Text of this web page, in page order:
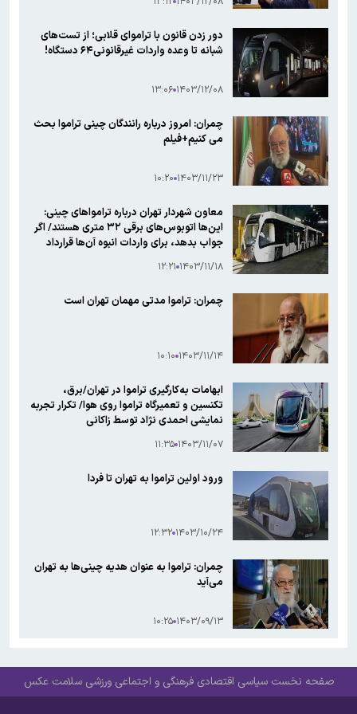
دور زدن قانون با تراموای قلابی؛ از تست‌های
شبانه تا وعده واردات غیرقانونی۶۴ دستگاه!
۱۴۰۳/۱۲/۰۸ ۱۳:۰۶
چمران: امروز درباره رانندگان چینی تراموا بحث
می کنیم+فیلم
۱۴۰۳/۱۱/۲۳ ۱۰:۲۰
معاون شهردار تهران درباره ترامواهای چینی:
این‌ها اتوبوس‌های برقی ۳۲ متری هستند/ اگر
جواب بدهد، برای واردات انبوه آن‌ها قرارداد
۱۴۰۳/۱۱/۱۸ ۱۲:۲۱
چمران: تراموا مدتی مهمان تهران است
۱۴۰۳/۱۱/۱۴ ۱۰:۱۰
ابهامات به‌کارگیری تراموا در تهران/برق،
تکنسین و تعمیرگاه تراموا روی هوا/ تکرار تجربه
نمایشی احمدی نژاد توسط زاکانی
۱۴۰۳/۱۱/۰۷ ۱۱:۳۵
ورود اولین تراموا به تهران تا فردا
۱۴۰۳/۱۰/۲۴ ۱۲:۳۲
چمران: تراموا به عنوان هدیه چینی‌ها به تهران
می‌آید
۱۴۰۳/۰۹/۱۳ ۱۰:۲۵
صفحه نخست سیاسی اقتصادی فرهنگی و اجتماعی ورزشی سلامت عکس